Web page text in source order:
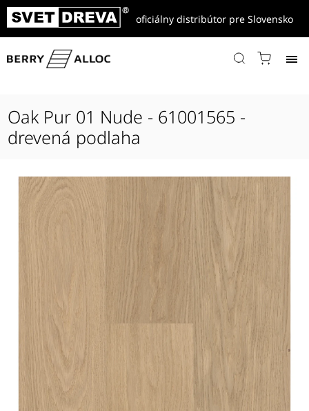
oficiálny distribútor pre Slovensko
Domov / Produkty / Drevené parkety Les Essentiels /
Essentiel Regular
Oak Pur 01 Nude - 61001565 - drevená podlaha
Oak Pur 01 Nude - 61001565 -
drevená podlaha